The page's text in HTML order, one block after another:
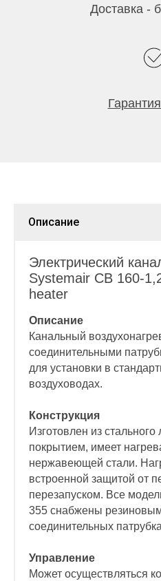
Доставка -
Электрический
Systemair CB 160-
heater
Описание
Канальный
соединительными
для установки в
воздуховодах.
Конструкция
Изготовлен из
покрытием, имеет
нержавеющей стали.
встроенной защитой от
перезапуском. Все
355 снабжены
соединительных
Управление
Может осуществляться